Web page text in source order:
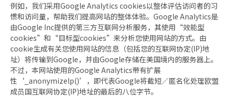
例如，我们采用Google Analytics cookies以整体评估访问者的习
惯和访问量，帮助我们提高网站的整体体验。Google Analytics是
由Google Inc提供的第三方互联网分析服务，其使用“效能型
cookies”和“目标型cookies”来分析您使用网站的方式。由
cookie生成有关您使用网站的信息（包括您的互联网协定(IP)地
址）将传输到Google，并由Google存储在美国境内的服务器上。
不过，本网站使用的Google Analytics带有扩展
性‘_anonymizelp()’，即代表Google将截短／匿名化处理欧盟
成员国互联网协定(IP)地址的最后的八位字节。